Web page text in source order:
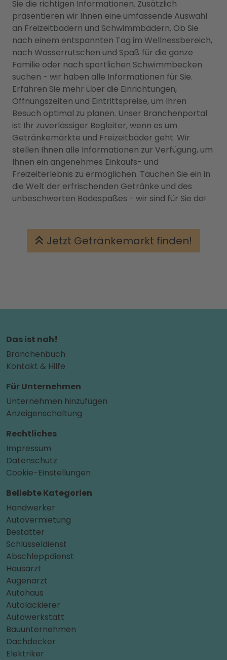
Sie die richtigen Informationen. Zusätzlich
präsentieren wir Ihnen eine umfassende Auswahl
an Freizeitbädern und Schwimmbädern. Ob Sie
nach einem entspannten Tag im Wellnessbereich,
nach Wasserrutschen und Spaß für die ganze
Familie oder nach sportlichen Schwimmbecken
suchen - wir haben alle Informationen für Sie.
Erfahren Sie mehr über die Einrichtungen,
Öffnungszeiten und Eintrittspreise, um Ihren
Besuch optimal zu planen. Unser Branchenportal
ist Ihr zuverlässiger Begleiter, wenn es um
Getränkemärkte und Freizeitbäder geht. Wir
stellen Ihnen alle Informationen zur Verfügung, um
Ihnen ein angenehmes Einkaufs- und
Freizeiterlebnis zu ermöglichen. Tauchen Sie ein in
die Welt der erfrischenden Getränke und des
unbeschwerten Badespaßes - wir sind für Sie da!
Jetzt Getränkemarkt finden!
Das ist nah!
Branchenbuch
Kontakt & Hilfe
Für Unternehmen
Unternehmen hinzufügen
Anzeigenschaltung
Rechtliches
Impressum
Datenschutz
Cookie-Einstellungen
Beliebte Kategorien
Handwerker
Autovermietung
Bestatter
Schlüsseldienst
Abschleppdienst
Hausarzt
Augenarzt
Autohaus
Autolackierer
Autowerkstatt
Bauunternehmen
Dachdecker
Elektriker